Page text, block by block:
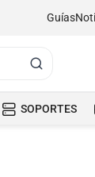
Guías
SOPORTES